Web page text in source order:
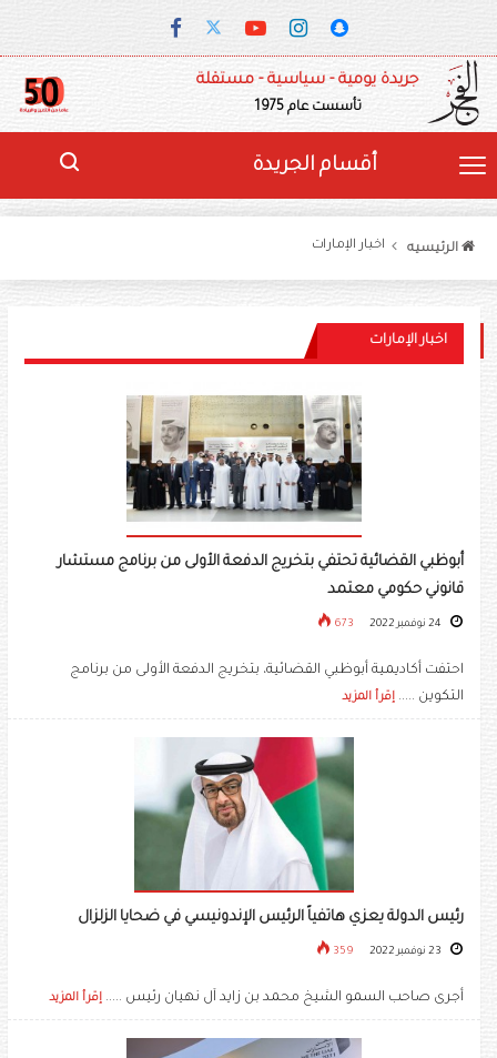
جريدة يومية - سياسية - مستقلة
تأسست عام 1975
أقسام الجريدة
الرئيسيه اخبار الإمارات
اخبار الإمارات
أبوظبي القضائية تحتفي بتخريج الدفعة الأولى من برنامج مستشار
قانوني حكومي معتمد
673
احتفت أكاديمية أبوظبي القضائية، بتخريج الدفعة الأولى من برنامج
التكوين ..... إقرأ المزيد
رئيس الدولة يعزي هاتفياً الرئيس الإندونيسي في ضحايا الزلزال
359
أجرى صاحب السمو الشيخ محمد بن زايد آل نهيان رئيس ..... إقرأ المزيد